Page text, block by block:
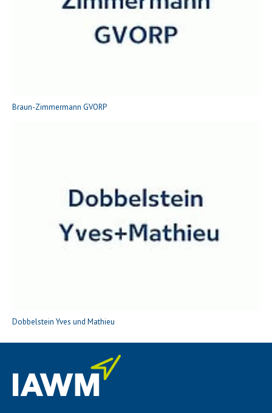
Braun-Zimmermann GVORP
Dobbelstein Yves und Mathieu